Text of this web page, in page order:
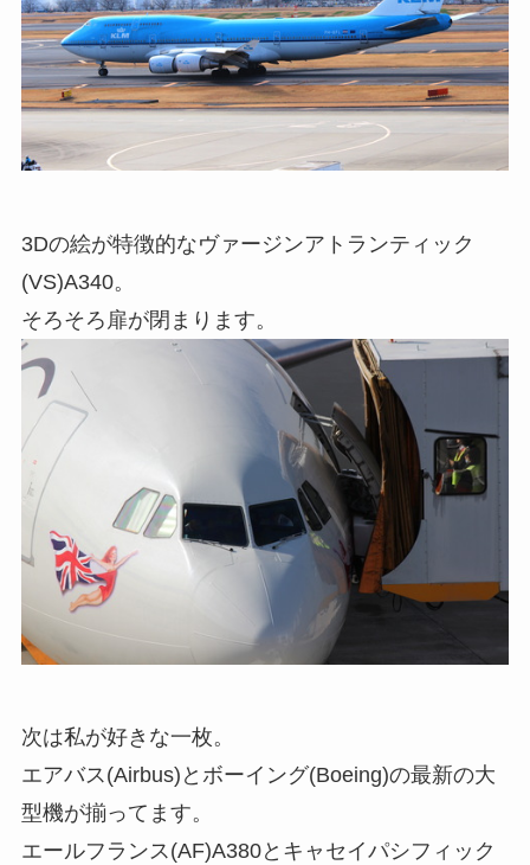
3Dの絵が特徴的なヴァージンアトランティック
(VS)A340。
そろそろ扉が閉まります。
次は私が好きな一枚。
エアバス(Airbus)とボーイング(Boeing)の最新の大
型機が揃ってます。
エールフランス(AF)A380とキャセイパシフィック